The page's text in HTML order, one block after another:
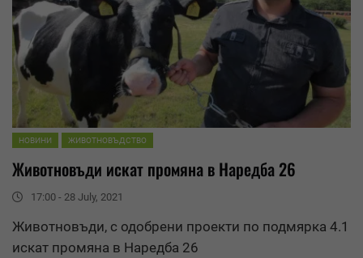
НОВИНИ ЖИВОТНОВЪДСТВО
Животновъди искат промяна в Наредба 26
17:00 - 28 July, 2021
Животновъди, с одобрени проекти по подмярка 4.1
искат промяна в Наредба 26